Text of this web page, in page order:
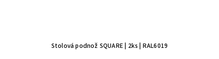
Stolová podnož SQUARE | 2ks | RAL6019